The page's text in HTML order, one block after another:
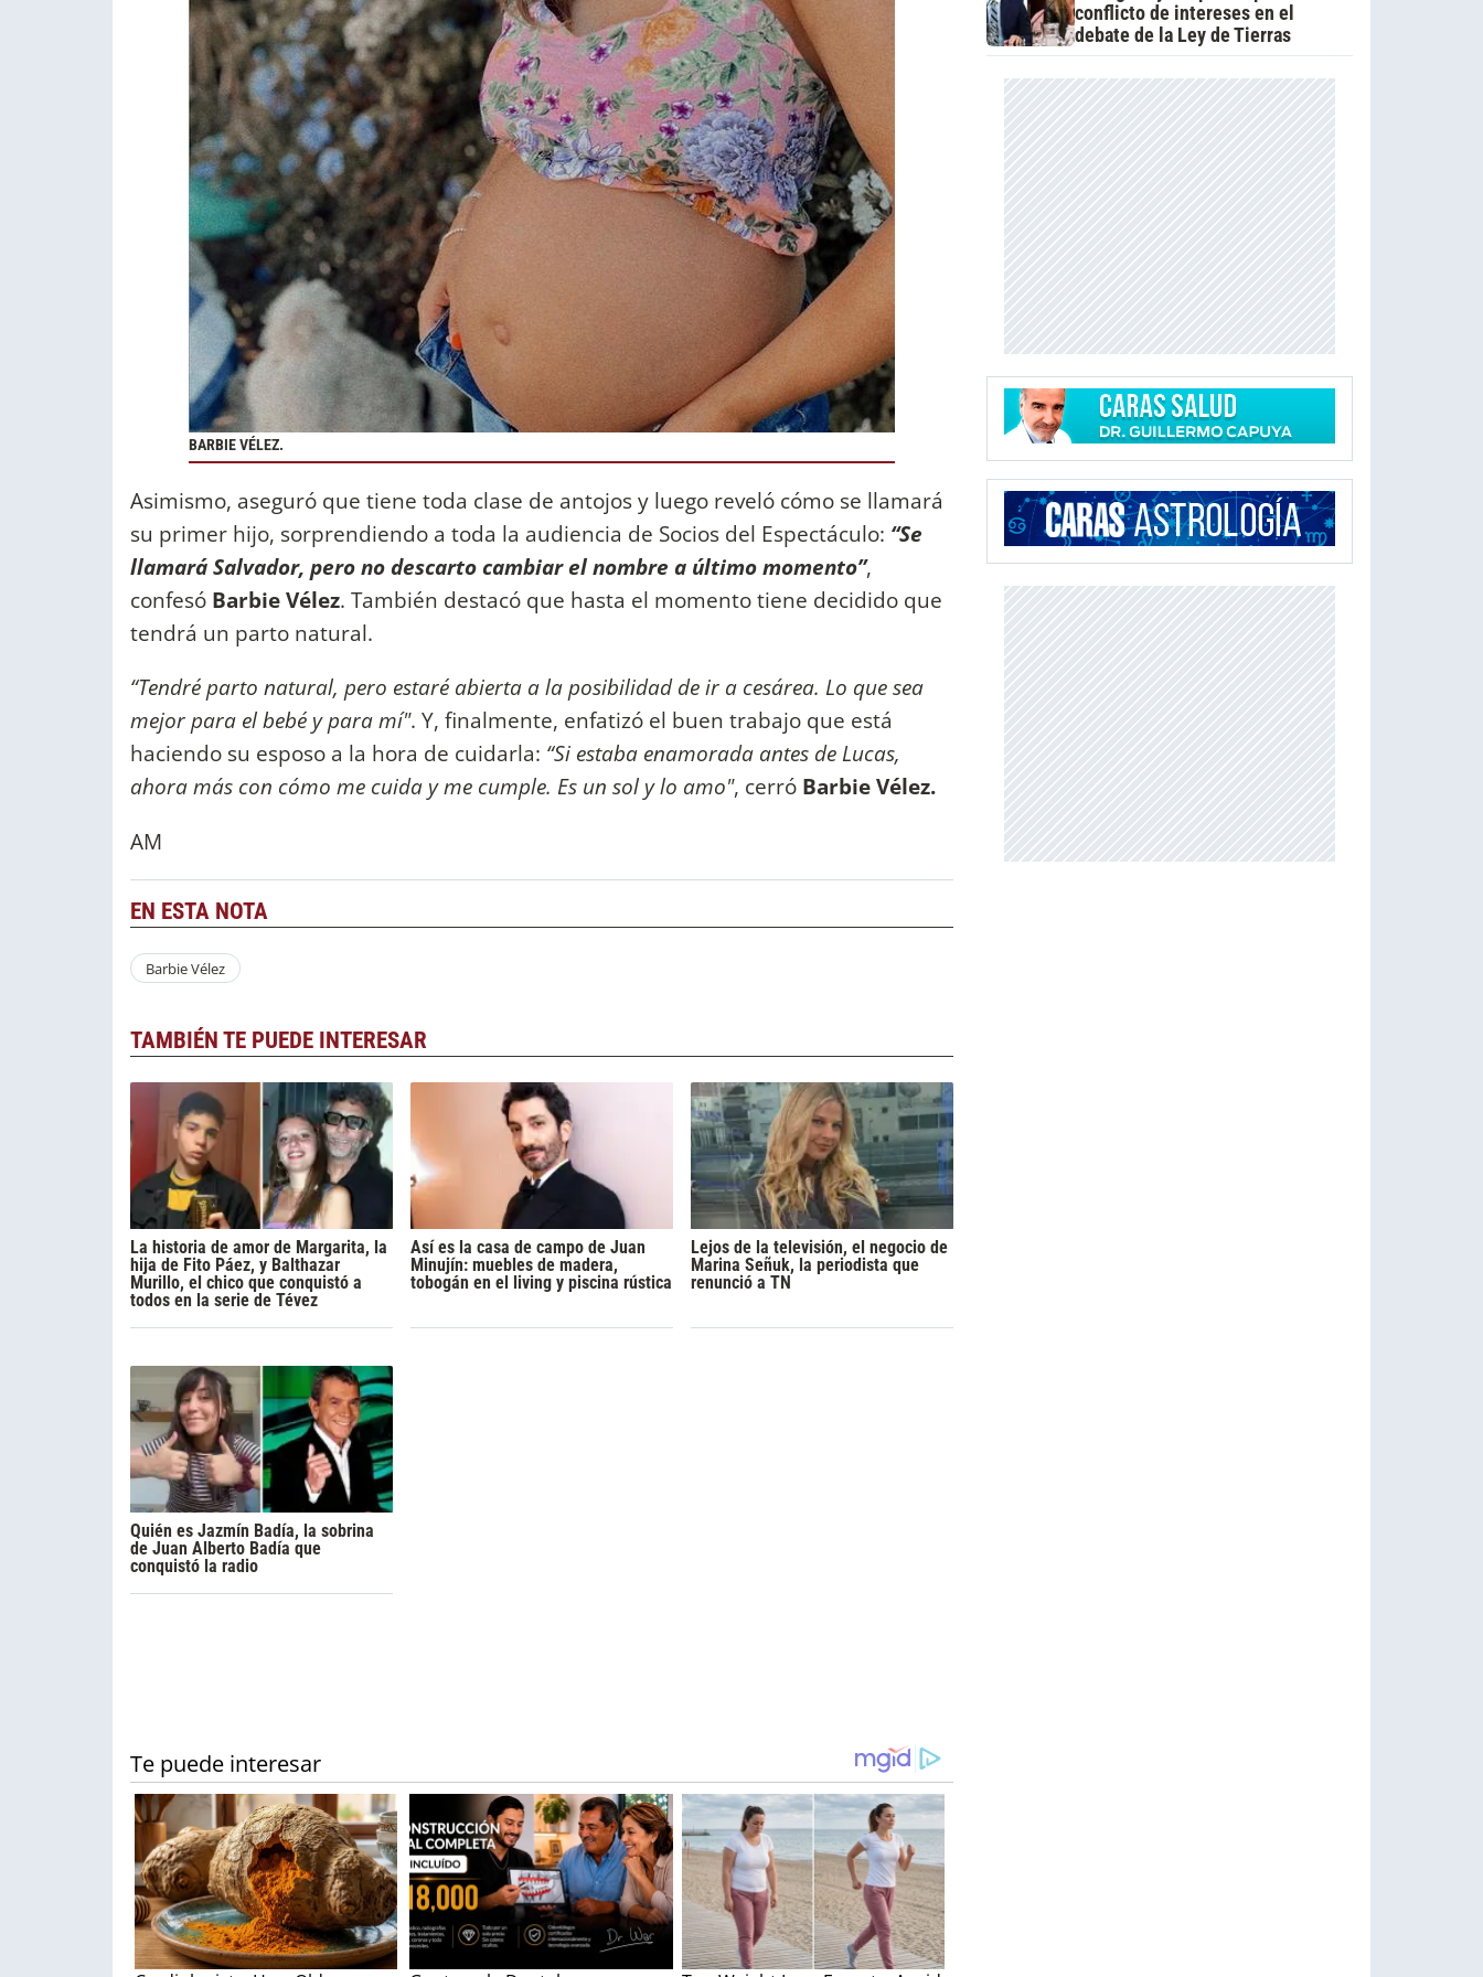
BARBIE VÉLEZ.
Asimismo, aseguró que tiene toda clase de antojos y luego reveló cómo se llamará
su primer hijo, sorprendiendo a toda la audiencia de Socios del Espectáculo: “Se
llamará Salvador, pero no descarto cambiar el nombre a último momento”,
confesó Barbie Vélez. También destacó que hasta el momento tiene decidido que
tendrá un parto natural.
“Tendré parto natural, pero estaré abierta a la posibilidad de ir a cesárea. Lo que sea
mejor para el bebé y para mí". Y, finalmente, enfatizó el buen trabajo que está
haciendo su esposo a la hora de cuidarla: “Si estaba enamorada antes de Lucas,
ahora más con cómo me cuida y me cumple. Es un sol y lo amo", cerró Barbie Vélez.
AM
EN ESTA NOTA
Barbie Vélez
TAMBIÉN TE PUEDE INTERESAR
La historia de amor de Margarita, la
hija de Fito Páez, y Balthazar
Murillo, el chico que conquistó a
todos en la serie de Tévez
Así es la casa de campo de Juan
Minujín: muebles de madera,
tobogán en el living y piscina rústica
Lejos de la televisión, el negocio de
Marina Señuk, la periodista que
renunció a TN
Quién es Jazmín Badía, la sobrina
de Juan Alberto Badía que
conquistó la radio
conflicto de intereses en el
debate de la Ley de Tierras